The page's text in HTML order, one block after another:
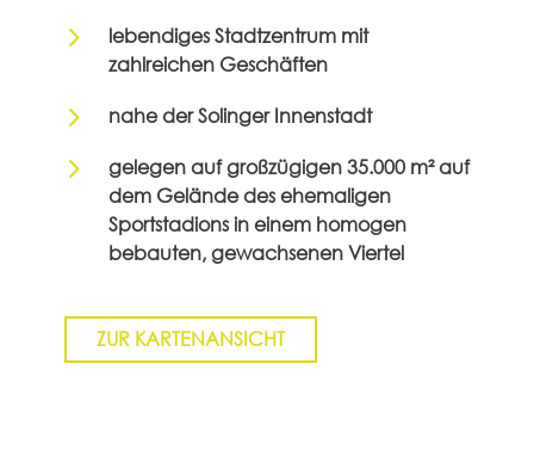
5
lebendiges Stadtzentrum mit
zahlreichen Geschäften
5 nahe der Solinger Innenstadt
5
gelegen auf großzügigen 35.000 m² auf
dem Gelände des ehemaligen
Sportstadions in einem homogen
bebauten, gewachsenen Viertel
ZUR KARTENANSICHT